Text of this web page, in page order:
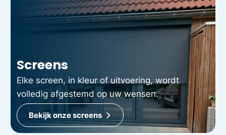
Screens
Elke screen, in kleur of uitvoering, wordt
volledig afgestemd op uw wensen.
Bekijk onze screens